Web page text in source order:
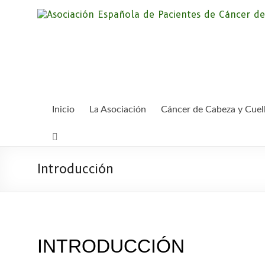
Inicio La Asociación Cáncer de Cabeza y
Introducción
INTRODUCCIÓN